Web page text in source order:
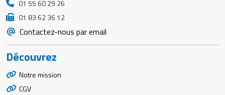
01 55 60 29 26
01 83 62 36 12
Contactez-nous par email
Découvrez
Notre mission
CGV